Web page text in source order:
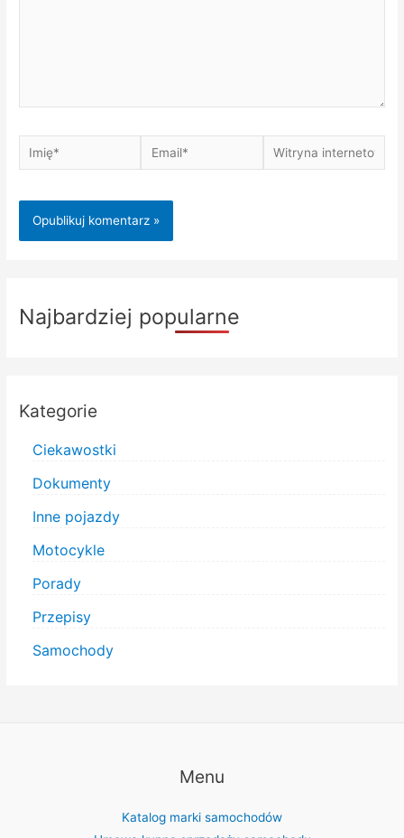
Imię* Email*
Witryna
internetowa
Najbardziej popularne
Kategorie
Ciekawostki
Dokumenty
Inne pojazdy
Motocykle
Porady
Przepisy
Samochody
Menu
Katalog marki samochodów